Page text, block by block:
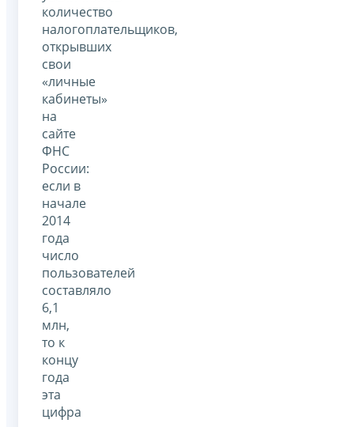
количество
налогоплательщиков,
открывших
свои
«личные
кабинеты»
на
сайте
ФНС
России:
если в
начале
2014
года
число
пользователей
составляло
6,1
млн,
то к
концу
года
эта
цифра